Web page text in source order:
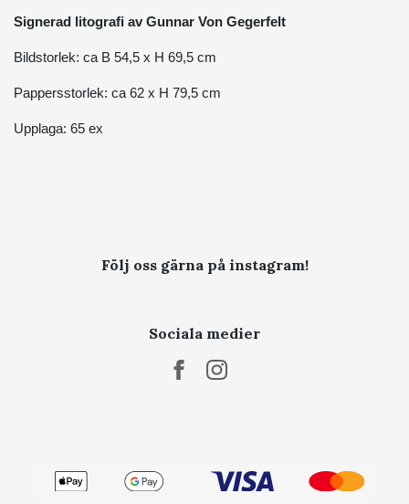
Signerad litografi av Gunnar Von Gegerfelt
Bildstorlek: ca B 54,5 x H 69,5 cm
Pappersstorlek: ca 62 x H 79,5 cm
Upplaga: 65 ex
Följ oss gärna på instagram!
Sociala medier